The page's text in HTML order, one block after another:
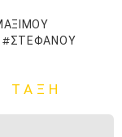
ΣΤΕΦΆΝΟΥ
ΤΆΞΗ